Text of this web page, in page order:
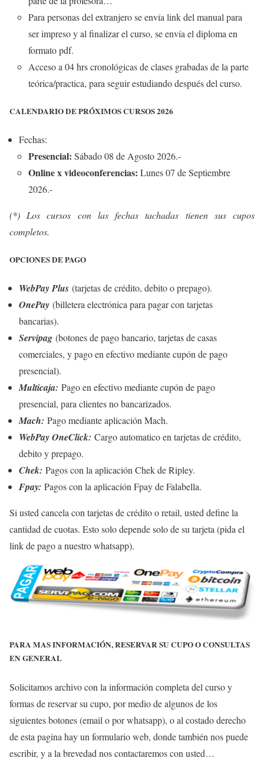
Para personas del extranjero se envía link del manual para
ser impreso y al finalizar el curso, se envía el diploma en
formato pdf.
Acceso a 04 hrs cronológicas de clases grabadas de la parte
teórica/practica, para seguir estudiando después del curso.
CALENDARIO DE PRÓXIMOS CURSOS 2026
Fechas:
Presencial: Sábado 08 de Agosto 2026.-
Online x videoconferencias: Lunes 07 de Septiembre
2026.-
(*) Los cursos con las fechas tachadas tienen sus cupos
completos.
OPCIONES DE PAGO
WebPay Plus (tarjetas de crédito, debito o prepago).
OnePay (billetera electrónica para pagar con tarjetas
bancarias).
Servipag (botones de pago bancario, tarjetas de casas
comerciales, y pago en efectivo mediante cupón de pago
presencial).
Multicaja: Pago en efectivo mediante cupón de pago
presencial, para clientes no bancarizados.
Mach: Pago mediante aplicación Mach.
WebPay OneClick: Cargo automatico en tarjetas de crédito,
debito y prepago.
Chek: Pagos con la aplicación Chek de Ripley.
Fpay: Pagos con la aplicación Fpay de Falabella.
Si usted cancela con tarjetas de crédito o retail, usted define la
cantidad de cuotas. Esto solo depende solo de su tarjeta (pida el
link de pago a nuestro whatsapp).
PARA MAS INFORMACIÓN, RESERVAR SU CUPO O CONSULTAS
EN GENERAL
Solicitamos archivo con la información completa del curso y
formas de reservar su cupo, por medio de algunos de los
siguientes botones (email o por whatsapp), o al costado derecho
de esta pagina hay un formulario web, donde también nos puede
escribir, y a la brevedad nos contactaremos con usted…